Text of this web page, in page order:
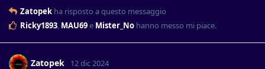
Zatopek ha risposto a questo messaggio
Ricky1893, MAU69e Mister_No hanno messo mi piace.
Zatopek 12 dic 2024